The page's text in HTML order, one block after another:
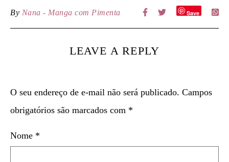
By Nana - Manga com Pimenta Save
LEAVE A REPLY
O seu endereço de e-mail não será publicado. Campos
obrigatórios são marcados com *
Nome *